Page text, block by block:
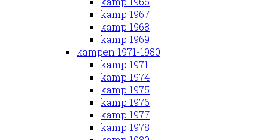
kamp 1967
kamp 1968
kamp 1969
kampen 1971-1980
kamp 1971
kamp 1974
kamp 1975
kamp 1976
kamp 1977
kamp 1978